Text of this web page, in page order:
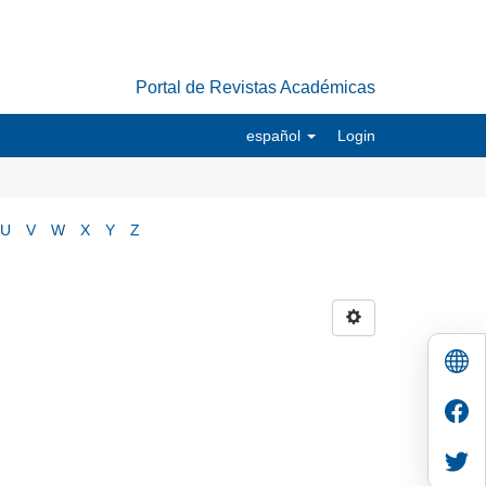
Portal de Revistas Académicas
español Login
U V W X Y Z